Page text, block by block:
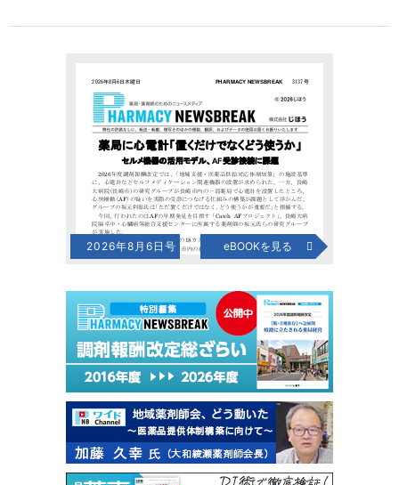
2026年8月6日号 eBOOKを見る